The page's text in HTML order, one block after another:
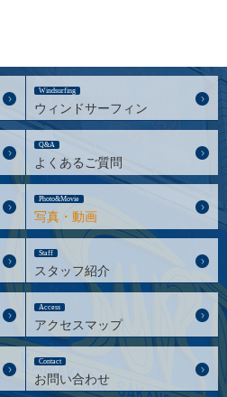
Windsurfing
ウィンドサーフィン
Q&A
よくあるご質問
Photo&Movie
写真・動画
Staff
スタッフ紹介
Access
アクセスマップ
Contact
お問い合わせ